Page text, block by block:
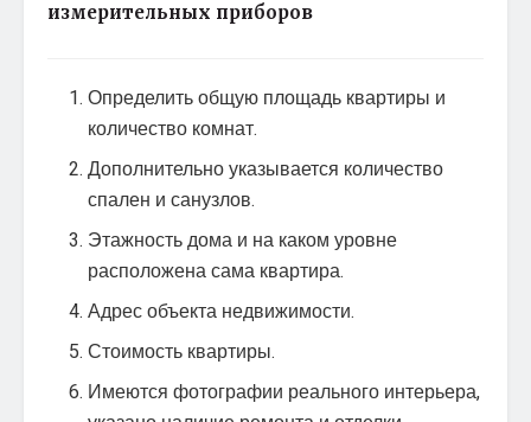
измерительных приборов
Определить общую площадь квартиры и
количество комнат.
Дополнительно указывается количество
спален и санузлов.
Этажность дома и на каком уровне
расположена сама квартира.
Адрес объекта недвижимости.
Стоимость квартиры.
Имеются фотографии реального интерьера,